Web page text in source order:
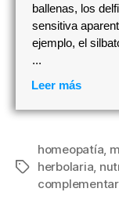
ballenas, los
sensitiva
ejemplo, el
...
Leer más
Etiquetas
homeopatía,
herbolaria,